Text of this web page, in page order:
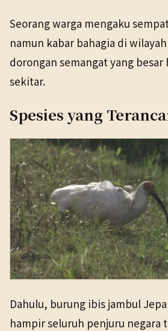
Seorang warga mengaku
namun kabar bahagia di
dorongan semangat yang besar
sekitar.
Spesies yang
Dahulu, burung ibis jambul
hampir seluruh penjuru negara